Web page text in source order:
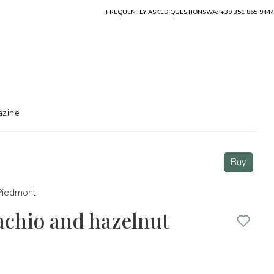
Buy
and hazelnut
FREQUENTLY ASKED QUESTIONSWA: +39 351 865 9444